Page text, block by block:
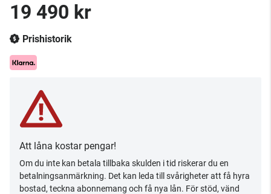
19 490 kr
Prishistorik
Att låna kostar pengar!
Om du inte kan betala tillbaka skulden i tid riskerar du en
betalningsanmärkning. Det kan leda till svårigheter att få hyra
bostad, teckna abonnemang och få nya lån. För stöd, vänd